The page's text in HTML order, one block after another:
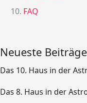
FAQ
Neueste Beiträge
Das 10. Haus in der
Das 8. Haus in der